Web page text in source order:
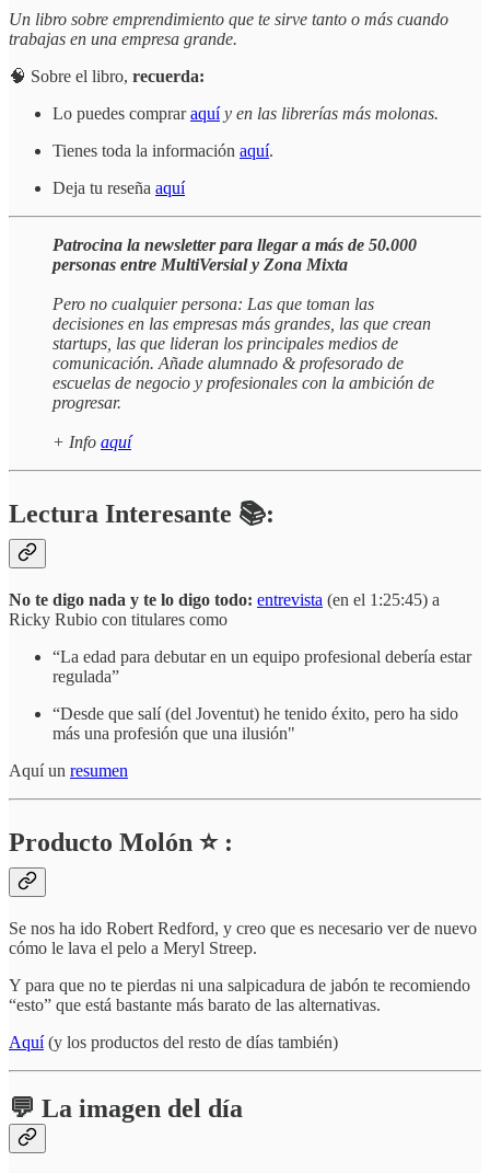
Un libro sobre emprendimiento que te sirve tanto o más cuando
trabajas en una empresa grande.
🧠 Sobre el libro, recuerda:
Lo puedes compraraquí y en las librerías más molonas.
Tienes toda la información aquí.
Deja tu reseña aquí
Patrocina la newsletter para llegar a más de 50.000
personas entre MultiVersial y Zona Mixta
Pero no cualquier persona: Las que toman las
decisiones en las empresas más grandes, las que crean
startups, las que lideran los principales medios de
comunicación. Añade alumnado & profesorado de
escuelas de negocio y profesionales con la ambición de
progresar.
+ Info aquí
Lectura Interesante 📚:
No te digo nada y te lo digo todo: entrevista (en el 1:25:45) a
Ricky Rubio con titulares como
“La edad para debutar en un equipo profesional debería estar
regulada”
“Desde que salí (del Joventut) he tenido éxito, pero ha sido
más una profesión que una ilusión"
Aquí un resumen
Producto Molón ⭐ :
Se nos ha ido Robert Redford, y creo que es necesario ver de nuevo
cómo le lava el pelo a Meryl Streep.
Y para que no te pierdas ni una salpicadura de jabón te recomiendo
“esto” que está bastante más barato de las alternativas.
Aquí(y los productos del resto de días también)
💬 La imagen del día